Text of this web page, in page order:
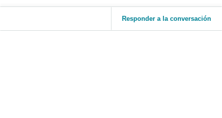
Responder a la conversación